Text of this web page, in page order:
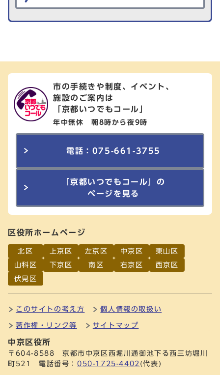
市の手続きや制度、イベント、
施設のご案内は
「京都いつでもコール」
年中無休 朝8時から夜9時
電話：075-661-3755
「京都いつでもコール」の
ページを見る
区役所ホームページ
北区 上京区 左京区 中京区
東山区
山科区
下京区 南区 右京区
西京区
伏見区
このサイトの考え方 個人情報の取扱い
著作権・リンク等 サイトマップ
中京区役所
〒604-8588 京都市中京区西堀川通御池下る西三坊堀川
町521 電話番号： 050-1725-4402 (代表)